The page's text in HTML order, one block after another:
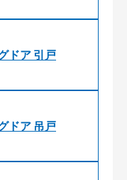
ドア 引戸
ドア 吊戸